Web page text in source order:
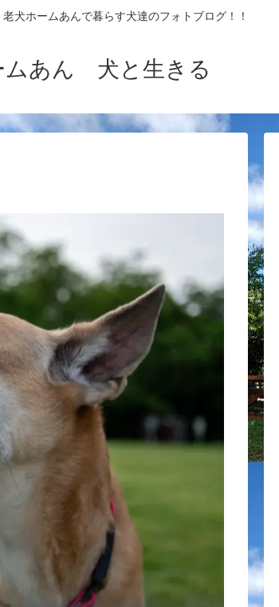
犬ホームあんで暮らす犬達のフォトブログ！！
ムあん 犬と生きる